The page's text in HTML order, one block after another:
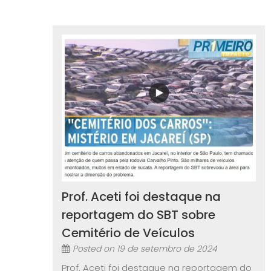
Prof. Aceti foi destaque na
reportagem do SBT sobre
Cemitério de Veículos
Posted on 19 de setembro de 2024
Prof. Aceti foi destaque na reportagem do